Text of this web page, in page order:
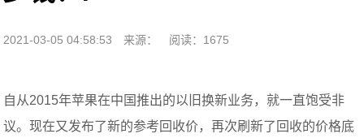
2021-03-05 04:58:53 来源： 阅读：1675
自从2015年苹果在中国推出的以旧换新业务，就一直饱受非
议。现在又发布了新的参考回收价，再次刷新了回收的价格底